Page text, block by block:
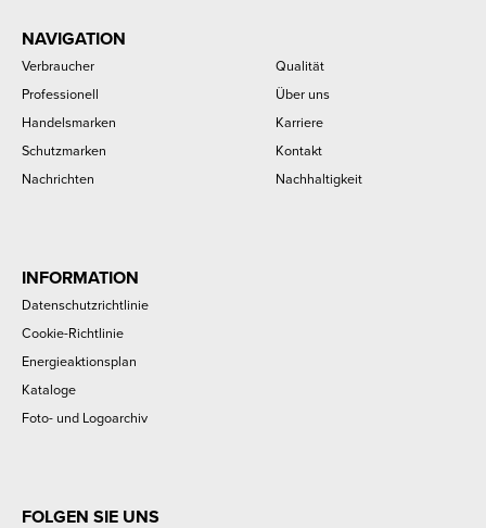
NAVIGATION
Verbraucher
Professionell
Handelsmarken
Schutzmarken
Nachrichten
Qualität
Über uns
Karriere
Kontakt
Nachhaltigkeit
INFORMATION
Datenschutzrichtlinie
Cookie-Richtlinie
Energieaktionsplan
Kataloge
Foto- und Logoarchiv
FOLGEN SIE UNS